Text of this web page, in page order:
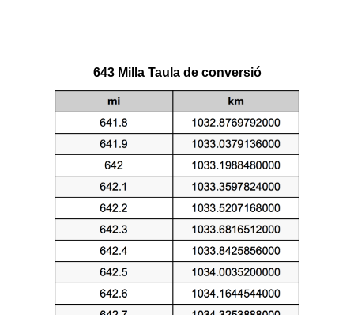
643 Milla Taula de conversió